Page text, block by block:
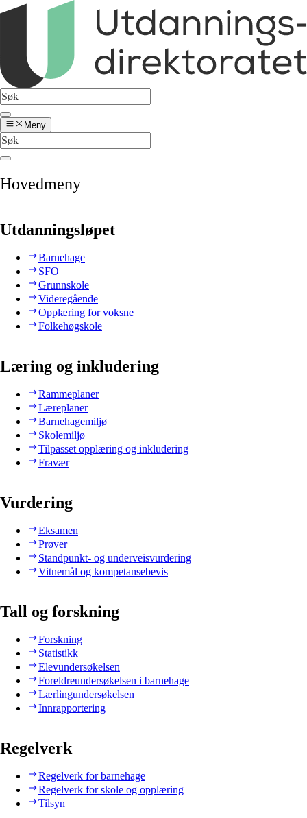
Meny
Hovedmeny
Utdanningsløpet
Barnehage
SFO
Grunnskole
Videregående
Opplæring for voksne
Folkehøgskole
Læring og inkludering
Rammeplaner
Læreplaner
Barnehagemiljø
Skolemiljø
Tilpasset opplæring og inkludering
Fravær
Vurdering
Eksamen
Prøver
Standpunkt- og underveisvurdering
Vitnemål og kompetansebevis
Tall og forskning
Forskning
Statistikk
Elevundersøkelsen
Foreldreundersøkelsen i barnehage
Lærlingundersøkelsen
Innrapportering
Regelverk
Regelverk for barnehage
Regelverk for skole og opplæring
Tilsyn